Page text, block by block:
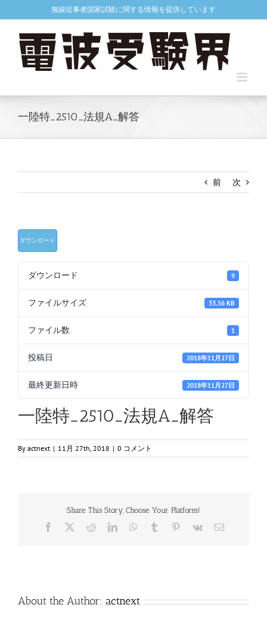
to
無線従事者国家試験に関する情報を提供しています
一陸特_2510_法規A_解答
前 次
ダウンロード
ダウンロード 9
ファイルサイズ 33.56 KB
ファイル数 1
投稿日 2018年11月27日
最終更新日時 2018年11月27日
一陸特_2510_法規A_解答
By actnext | 11月 27th, 2018 | 0 コメント
Share This Story, Choose Your Platform!
Facebook RedditLinkedInWhatsApp
Tumblr Pinterest
Vk
電
About the Author: actnext